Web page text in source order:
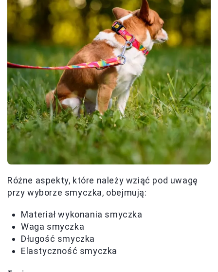
Różne aspekty, które należy wziąć pod uwagę
przy wyborze smyczka, obejmują:
Materiał wykonania smyczka
Waga smyczka
Długość smyczka
Elastyczność smyczka